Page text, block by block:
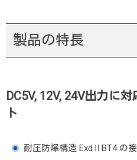
製品の特長
DC5V, 12V, 24V出力に
ト
耐圧防爆構造 ExdⅡBT4 の